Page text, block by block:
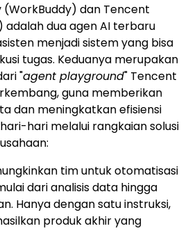
(WorkBuddy) dan Tencent
adalah dua agen AI terbaru
menjadi sistem yang bisa
tugas. Keduanya merupakan
"agent playground" Tencent
guna memberikan
dan meningkatkan efisiensi
hari melalui rangkaian solusi
tim untuk otomatisasi
dari analisis data hingga
Hanya dengan satu instruksi,
produk akhir yang